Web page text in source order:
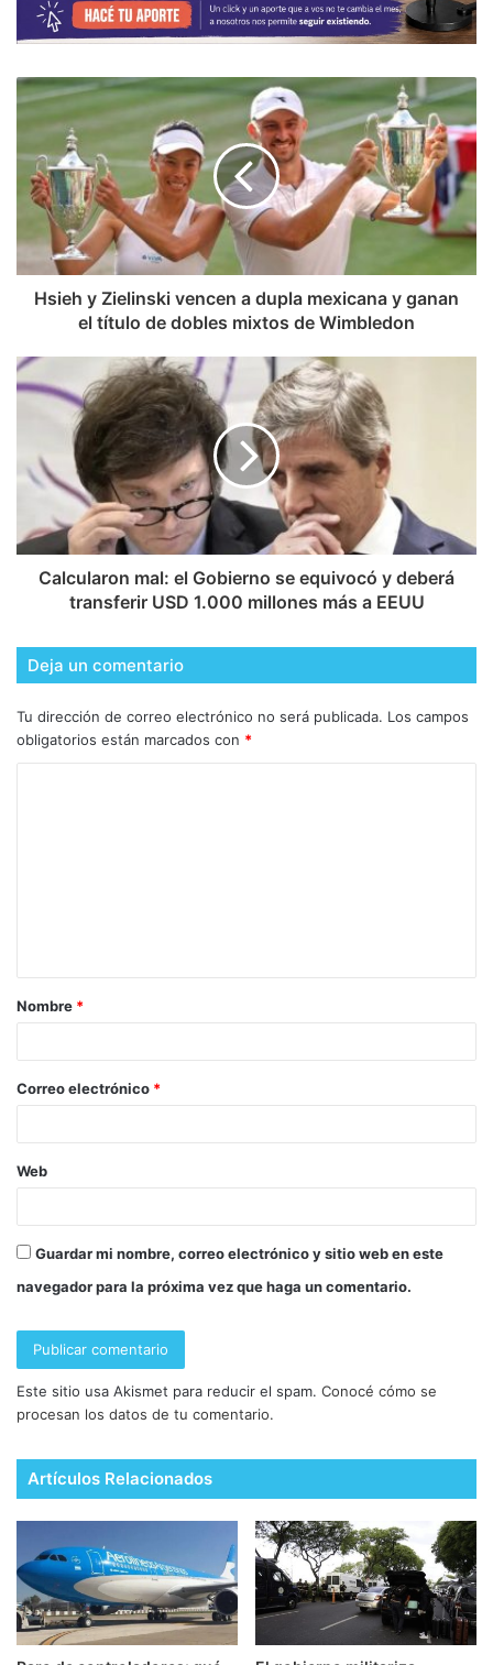
Hsieh y Zielinski vencen a dupla mexicana y ganan
el título de dobles mixtos de Wimbledon
Calcularon mal: el Gobierno se equivocó y deberá
transferir USD 1.000 millones más a EEUU
Deja un comentario
Tu dirección de correo electrónico no será publicada. Los campos
obligatorios están marcados con *
Nombre *
Correo electrónico *
Web
Guardar mi nombre, correo electrónico y sitio web en este
navegador para la próxima vez que haga un comentario.
Este sitio usa Akismet para reducir el spam. Conocé cómo se
procesan los datos de tu comentario.
Artículos Relacionados